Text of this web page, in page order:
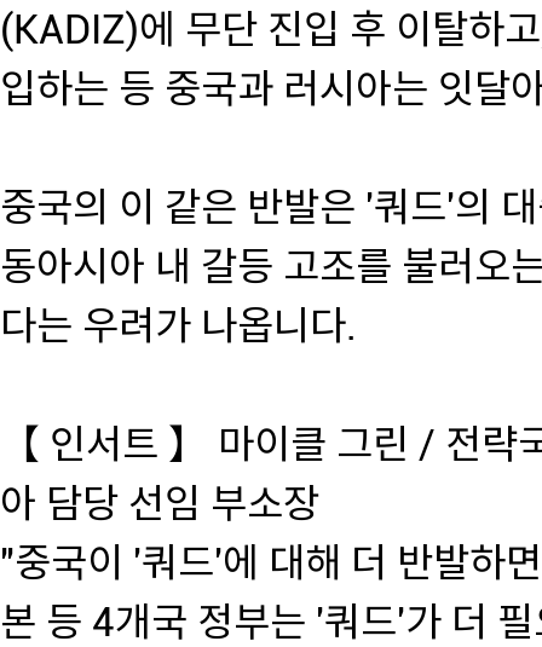
(KADIZ)에 무단 진입 후 이탈하
입하는 등 중국과 러시아는 잇달
중국의 이 같은 반발은 '쿼드'의
동아시아 내 갈등 고조를 불러오
다는 우려가 나옵니다.
【 인서트 】 마이클 그린 / 전
아 담당 선임 부소장
"중국이 '쿼드'에 대해 더 반발하
본 등 4개국 정부는 '쿼드'가 더